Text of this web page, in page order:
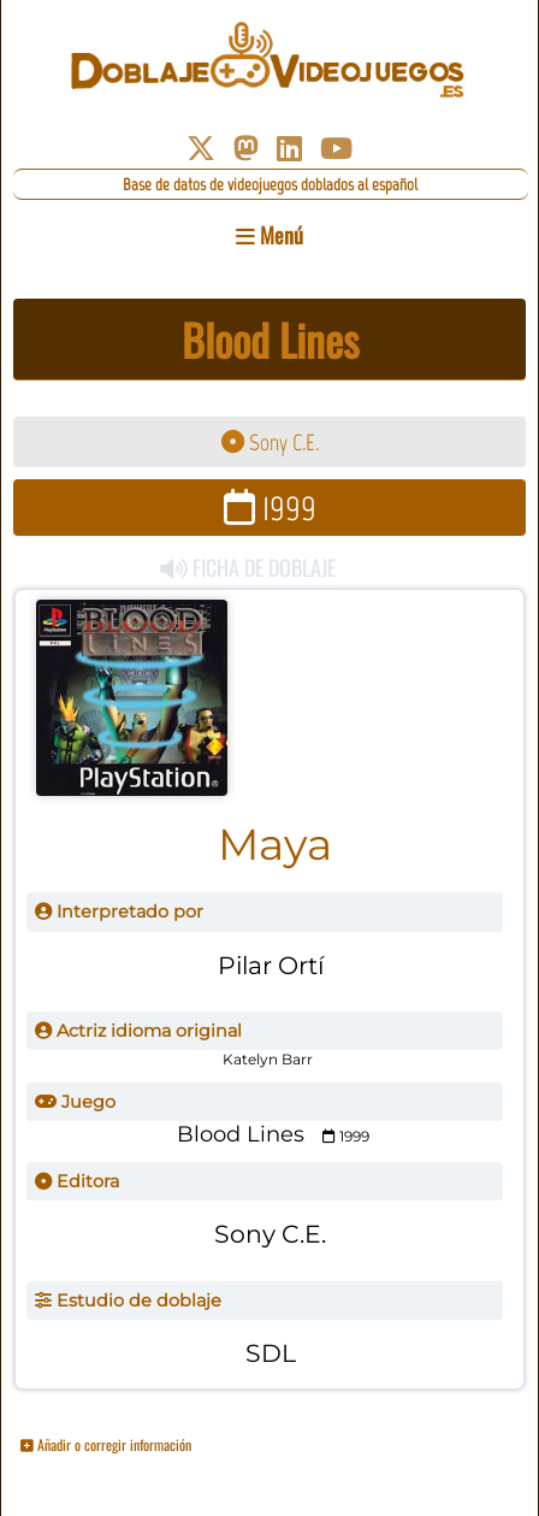
Base de datos de videojuegos doblados al español
Menú
Blood Lines
Sony C.E.
1999
FICHA DE DOBLAJE
Maya
Interpretado por
Pilar Ortí
Actriz idioma original
Katelyn Barr
Juego
Blood Lines 1999
Editora
Sony C.E.
Estudio de doblaje
SDL
Añadir o corregir información